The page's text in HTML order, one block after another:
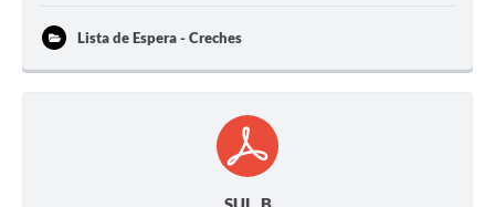
Lista de Espera - Creches